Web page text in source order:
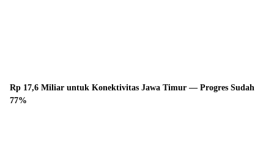
Rp 17,6 Miliar untuk Konektivitas Jawa Timur — Progres Sudah
77%